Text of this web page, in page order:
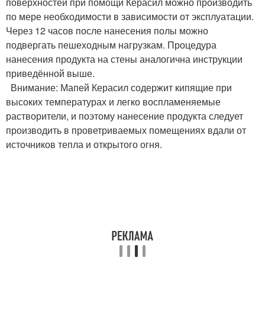
по мере необходимости в зависимости от эксплуатации.
Через 12 часов после нанесения полы можно
подвергать пешеходным нагрузкам. Процедура
нанесения продукта на стены аналогична инструкции
приведённой выше.
Внимание: Мапей Керасил содержит кипящие при
высоких температурах и легко воспламеняемые
растворители, и поэтому нанесение продукта следует
производить в проветриваемых помещениях вдали от
источников тепла и открытого огня.